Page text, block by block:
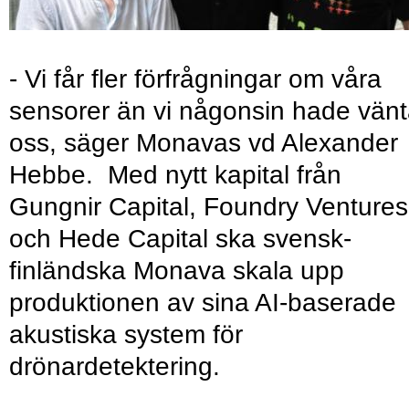
- Vi får fler förfrågningar om våra
sensorer än vi någonsin hade
oss, säger Monavas vd Alexander
Hebbe. Med nytt kapital från
Gungnir Capital, Foundry Ventures
och Hede Capital ska svensk-
finländska Monava skala upp
produktionen av sina AI-baserade
akustiska system för
drönardetektering.